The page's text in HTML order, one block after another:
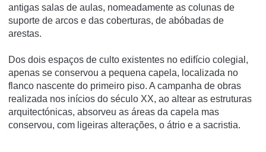
antigas salas de aulas, nomeadamente as colunas de
suporte de arcos e das coberturas, de abóbadas de
arestas.
Dos dois espaços de culto existentes no edifício colegial,
apenas se conservou a pequena capela, localizada no
flanco nascente do primeiro piso. A campanha de obras
realizada nos inícios do século XX, ao altear as estruturas
arquitectónicas, absorveu as áreas da capela mas
conservou, com ligeiras alterações, o átrio e a sacristia.